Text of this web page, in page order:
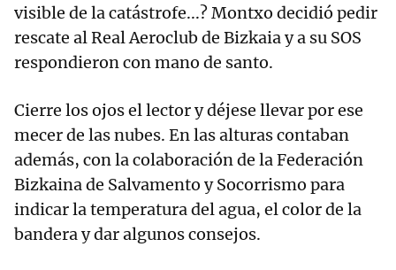
visible de la catástrofe...? Montxo decidió pedir
rescate al Real Aeroclub de Bizkaia y a su SOS
respondieron con mano de santo.
Cierre los ojos el lector y déjese llevar por ese
mecer de las nubes. En las alturas contaban
además, con la colaboración de la Federación
Bizkaina de Salvamento y Socorrismo para
indicar la temperatura del agua, el color de la
bandera y dar algunos consejos.